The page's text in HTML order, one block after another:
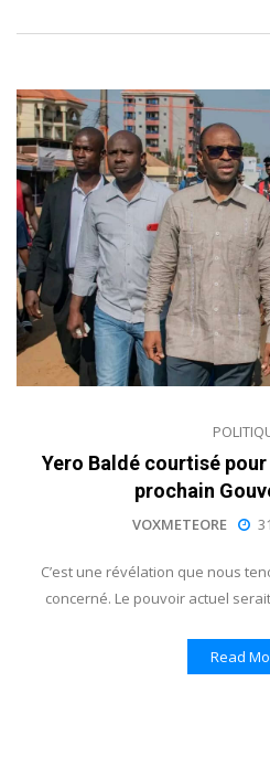
Yero Baldé courtisé
prochain
VOXMETEORE
C’est une révélation que nous
concerné. Le pouvoir actuel
Read